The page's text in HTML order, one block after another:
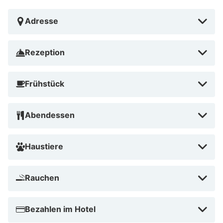
Adresse
Rezeption
Frühstück
Abendessen
Haustiere
Rauchen
Bezahlen im Hotel